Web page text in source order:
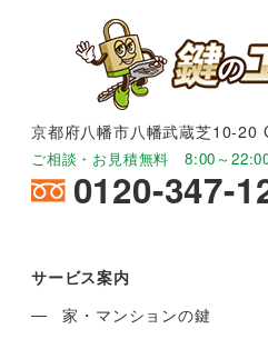
京都府八幡市八幡武蔵芝10-20
ご相談・お見積無料 8:00～
0120-347-
サービス案内
家・マンションの鍵